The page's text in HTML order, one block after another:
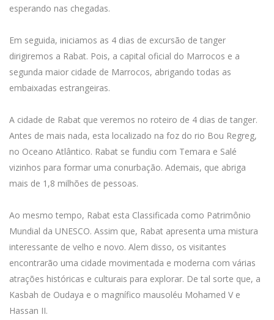
esperando nas chegadas.
Em seguida, iniciamos as 4 dias de excursão de tanger
dirigiremos a Rabat. Pois, a capital oficial do Marrocos e a
segunda maior cidade de Marrocos, abrigando todas as
embaixadas estrangeiras.
A cidade de Rabat que veremos no roteiro de 4 dias de tanger.
Antes de mais nada, esta localizado na foz do rio Bou Regreg,
no Oceano Atlântico. Rabat se fundiu com Temara e Salé
vizinhos para formar uma conurbação. Ademais, que abriga
mais de 1,8 milhões de pessoas.
Ao mesmo tempo, Rabat esta Classificada como Patrimônio
Mundial da UNESCO. Assim que, Rabat apresenta uma mistura
interessante de velho e novo. Alem disso, os visitantes
encontrarão uma cidade movimentada e moderna com várias
atrações históricas e culturais para explorar. De tal sorte que, a
Kasbah de Oudaya e o magnífico mausoléu Mohamed V e
Hassan II.